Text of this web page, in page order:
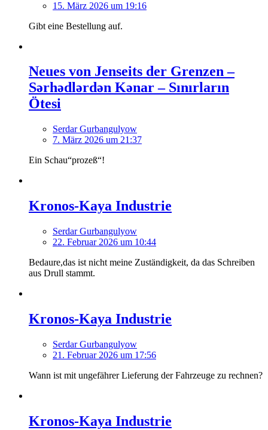
15. März 2026 um 19:16
Gibt eine Bestellung auf.
Neues von Jenseits der Grenzen –
Sərhədlərdən Kənar – Sınırların
Ötesi
Serdar Gurbangulyow
7. März 2026 um 21:37
Ein Schau“prozeß“!
Kronos-Kaya Industrie
Serdar Gurbangulyow
22. Februar 2026 um 10:44
Bedaure,das ist nicht meine Zuständigkeit, da das Schreiben
aus Drull stammt.
Kronos-Kaya Industrie
Serdar Gurbangulyow
21. Februar 2026 um 17:56
Wann ist mit ungefährer Lieferung der Fahrzeuge zu rechnen?
Kronos-Kaya Industrie